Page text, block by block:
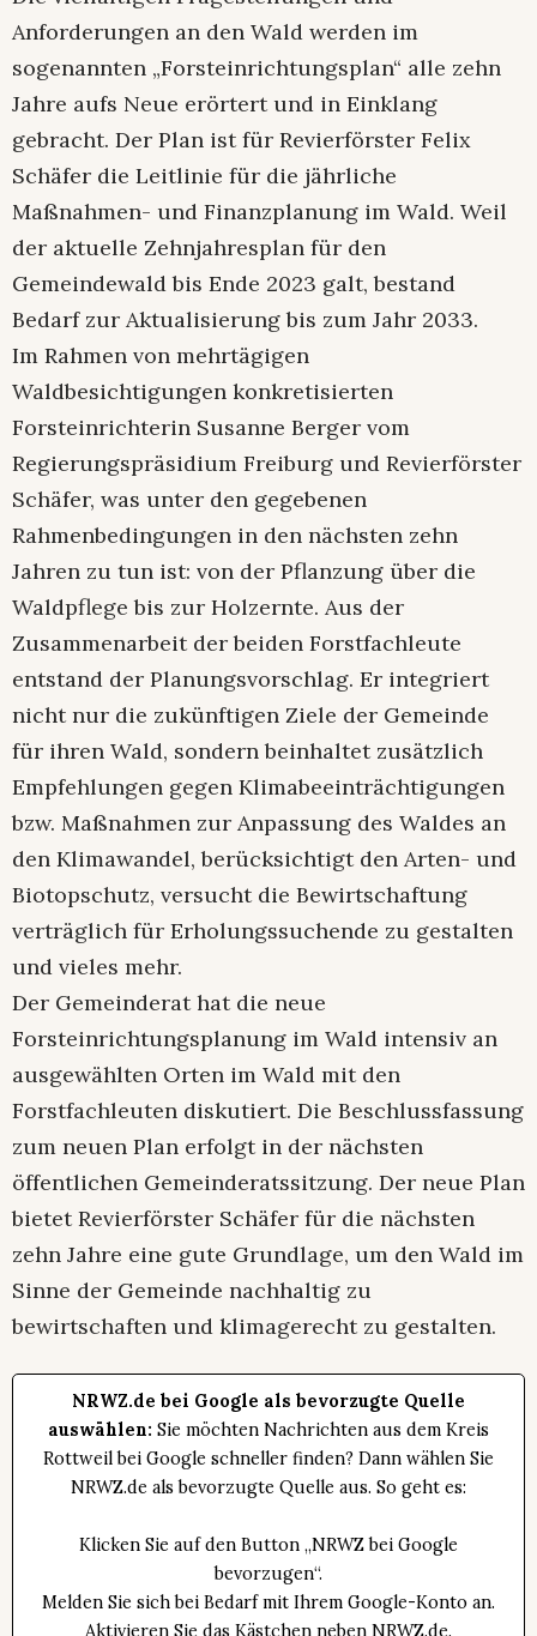
Anforderungen an den Wald werden im
sogenannten „Forsteinrichtungsplan“ alle zehn
Jahre aufs Neue erörtert und in Einklang
gebracht. Der Plan ist für Revierförster Felix
Schäfer die Leitlinie für die jährliche
Maßnahmen- und Finanzplanung im Wald. Weil
der aktuelle Zehnjahresplan für den
Gemeindewald bis Ende 2023 galt, bestand
Bedarf zur Aktualisierung bis zum Jahr 2033.
Im Rahmen von mehrtägigen
Waldbesichtigungen konkretisierten
Forsteinrichterin Susanne Berger vom
Regierungspräsidium Freiburg und Revierförster
Schäfer, was unter den gegebenen
Rahmenbedingungen in den nächsten zehn
Jahren zu tun ist: von der Pflanzung über die
Waldpflege bis zur Holzernte. Aus der
Zusammenarbeit der beiden Forstfachleute
entstand der Planungsvorschlag. Er integriert
nicht nur die zukünftigen Ziele der Gemeinde
für ihren Wald, sondern beinhaltet zusätzlich
Empfehlungen gegen Klimabeeinträchtigungen
bzw. Maßnahmen zur Anpassung des Waldes an
den Klimawandel, berücksichtigt den Arten- und
Biotopschutz, versucht die Bewirtschaftung
verträglich für Erholungssuchende zu gestalten
und vieles mehr.
Der Gemeinderat hat die neue
Forsteinrichtungsplanung im Wald intensiv an
ausgewählten Orten im Wald mit den
Forstfachleuten diskutiert. Die Beschlussfassung
zum neuen Plan erfolgt in der nächsten
öffentlichen Gemeinderatssitzung. Der neue Plan
bietet Revierförster Schäfer für die nächsten
zehn Jahre eine gute Grundlage, um den Wald im
Sinne der Gemeinde nachhaltig zu
bewirtschaften und klimagerecht zu gestalten.
NRWZ.de bei Google als bevorzugte Quelle
auswählen: Sie möchten Nachrichten aus dem Kreis
Rottweil bei Google schneller finden? Dann wählen Sie
NRWZ.de als bevorzugte Quelle aus. So geht es:
Klicken Sie auf den Button „NRWZ bei Google
bevorzugen“.
Melden Sie sich bei Bedarf mit Ihrem Google-Konto an.
Aktivieren Sie das Kästchen neben NRWZ.de.